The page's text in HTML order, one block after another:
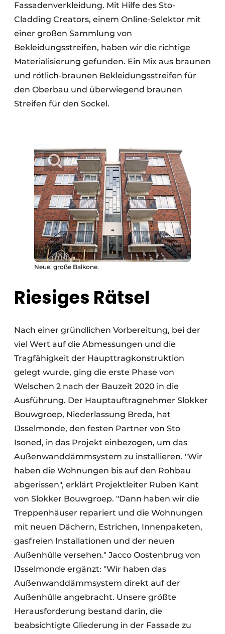
Fassadenverkleidung. Mit Hilfe des Sto-
Cladding Creators, einem Online-Selektor mit
einer großen Sammlung von
Bekleidungsstreifen, haben wir die richtige
Materialisierung gefunden. Ein Mix aus braunen
und rötlich-braunen Bekleidungsstreifen für
den Oberbau und überwiegend braunen
Streifen für den Sockel.
Neue, große Balkone.
Riesiges Rätsel
Nach einer gründlichen Vorbereitung, bei der
viel Wert auf die Abmessungen und die
Tragfähigkeit der Haupttragkonstruktion
gelegt wurde, ging die erste Phase von
Welschen 2 nach der Bauzeit 2020 in die
Ausführung. Der Hauptauftragnehmer Slokker
Bouwgroep, Niederlassung Breda, hat
IJsselmonde, den festen Partner von Sto
Isoned, in das Projekt einbezogen, um das
Außenwanddämmsystem zu installieren. "Wir
haben die Wohnungen bis auf den Rohbau
abgerissen", erklärt Projektleiter Ruben Kant
von Slokker Bouwgroep. "Dann haben wir die
Treppenhäuser repariert und die Wohnungen
mit neuen Dächern, Estrichen, Innenpaketen,
gasfreien Installationen und der neuen
Außenhülle versehen." Jacco Oostenbrug von
IJsselmonde ergänzt: "Wir haben das
Außenwanddämmsystem direkt auf der
Außenhülle angebracht. Unsere größte
Herausforderung bestand darin, die
beabsichtigte Gliederung in der Fassade zu